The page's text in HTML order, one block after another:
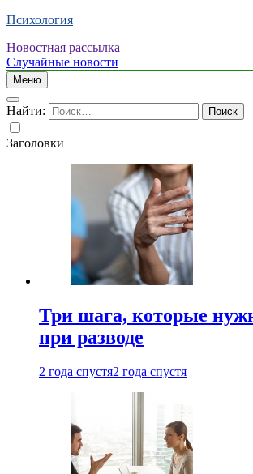
Психология
Новостная рассылка
Случайные новости
Меню
Найти:
Заголовки
Три шага, которые
при разводе
2 года спустя2 года спустя